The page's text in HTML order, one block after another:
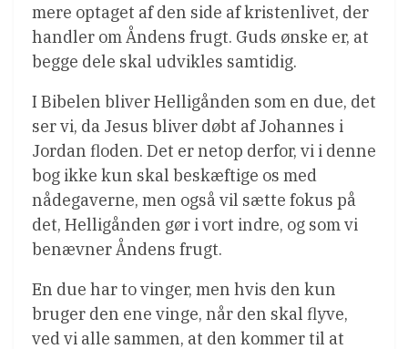
mere optaget af den side af kristenlivet, der
handler om Åndens frugt. Guds ønske er, at
begge dele skal udvikles samtidig.
I Bibelen bliver Helligånden som en due, det
ser vi, da Jesus bliver døbt af Johannes i
Jordan floden. Det er netop derfor, vi i denne
bog ikke kun skal beskæftige os med
nådegaverne, men også vil sætte fokus på
det, Helligånden gør i vort indre, og som vi
benævner Åndens frugt.
En due har to vinger, men hvis den kun
bruger den ene vinge, når den skal flyve,
ved vi alle sammen, at den kommer til at